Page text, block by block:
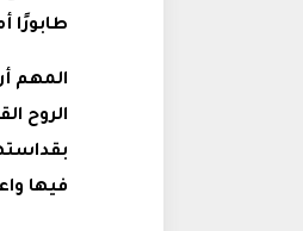
طابورًا
المهم
الروح
فيها